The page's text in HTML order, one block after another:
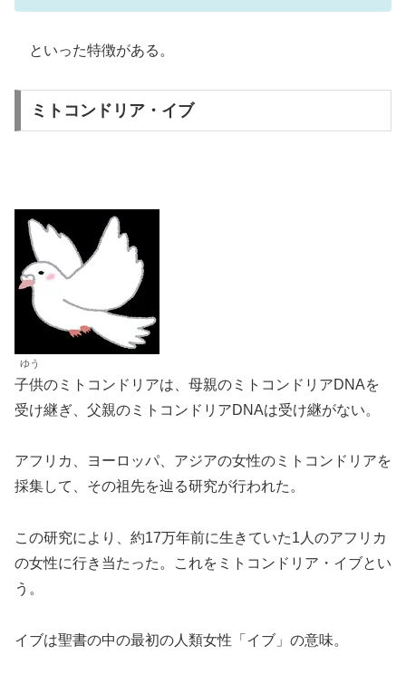
といった特徴がある。
ミトコンドリア・イブ
ゆう
子供のミトコンドリアは、母親のミトコンドリアDNAを
受け継ぎ、父親のミトコンドリアDNAは受け継がない。
アフリカ、ヨーロッパ、アジアの女性のミトコンドリアを
採集して、その祖先を辿る研究が行われた。
この研究により、約17万年前に生きていた1人のアフリカ
の女性に行き当たった。これをミトコンドリア・イブとい
う。
イブは聖書の中の最初の人類女性「イブ」の意味。